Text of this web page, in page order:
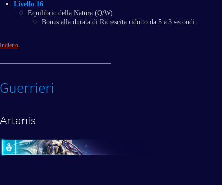
Livello 16
Equilibrio della Natura (Q/W)
Bonus alla durata di Ricrescita ridotto da 5 a 3 secondi.
Indietro
Guerrieri
Artanis